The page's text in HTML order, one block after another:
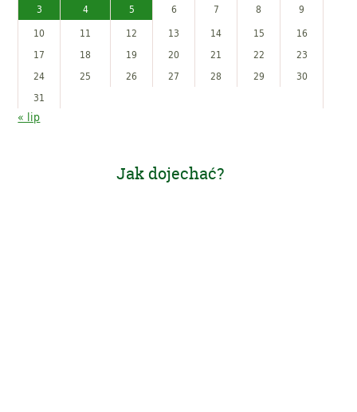
3
4 5 6 7 8
9
10
11 12 13 14 15
16
17
18 19 20 21 22
23
24
25 26 27 28 29
30
31
« lip
Jak dojechać?